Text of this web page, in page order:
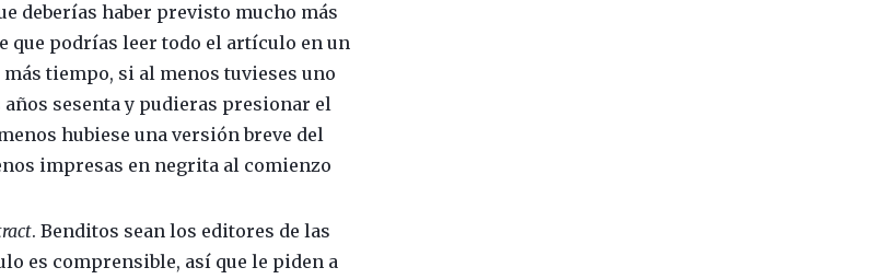
deberías haber previsto mucho más
que podrías leer todo el artículo en un
tiempo, si al menos tuvieses uno
sesenta y pudieras presionar el
hubiese una versión breve del
impresas en negrita al comienzo
. Benditos sean los editores de las
es comprensible, así que le piden a